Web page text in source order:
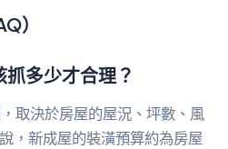
）
多少才合理？
取決於房屋的屋況、坪數、風
，新成屋的裝潢預算約為房屋